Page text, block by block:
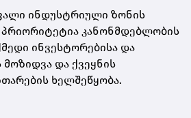
ინდუსტრიული ზონის
პრიორიტეტია კანონმდებლობის
ინვესტორებისა და
და ქვეყნის
ხელშეწყობა.